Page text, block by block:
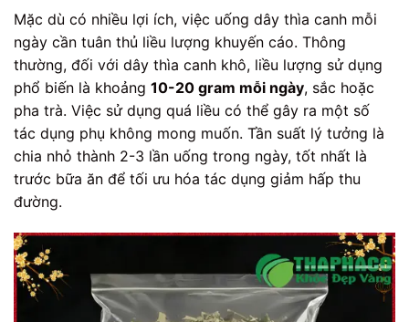
Mặc dù có nhiều lợi ích, việc uống dây thìa canh mỗi
ngày cần tuân thủ liều lượng khuyến cáo. Thông
thường, đối với dây thìa canh khô, liều lượng sử dụng
phổ biến là khoảng 10-20 gram mỗi ngày, sắc hoặc
pha trà. Việc sử dụng quá liều có thể gây ra một số
tác dụng phụ không mong muốn. Tần suất lý tưởng là
chia nhỏ thành 2-3 lần uống trong ngày, tốt nhất là
trước bữa ăn để tối ưu hóa tác dụng giảm hấp thu
đường.